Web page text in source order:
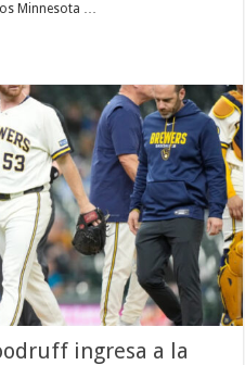
Minnesota …
ingresa a la